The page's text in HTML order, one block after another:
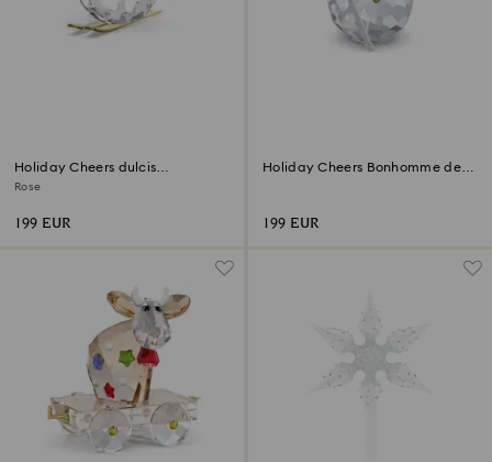
Holiday Cheers dulcis
Bonhomme de Neige
Rose
199 EUR
Holiday Cheers Bonhomme de
199 EUR